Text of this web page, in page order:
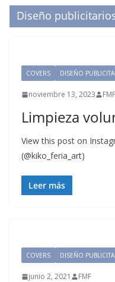
Diseño
COVERS DISEÑO
noviembre 13, 2023 FMF
Limpieza
View this post on
(@kiko_feria_art)
Leer más
COVERS DISEÑO
junio 2, 2021 FMF